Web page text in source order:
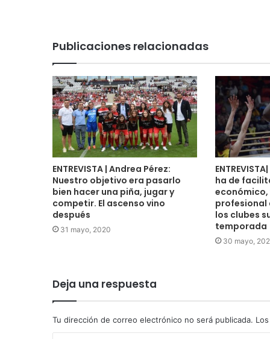
Publicaciones relacionadas
ENTREVISTA | Andrea Pérez:
Nuestro objetivo era pasarlo
bien hacer una piña, jugar y
competir. El ascenso vino
después
31 mayo, 2020
ha de
económico,
profesional
los clubes
temporada
30 mayo,
Deja una respuesta
Tu dirección de correo electrónico no será publicada.